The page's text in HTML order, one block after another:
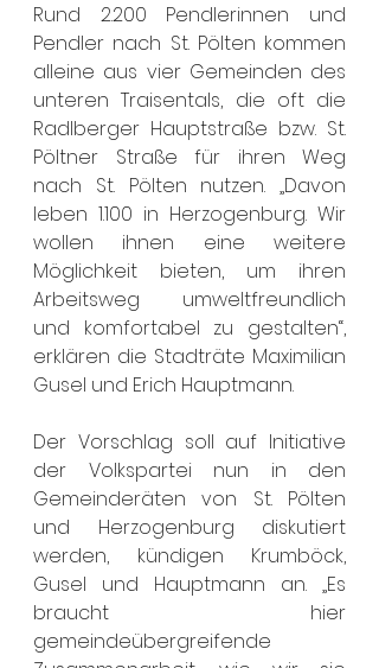
Rund 2.200 Pendlerinnen und
Pendler nach St. Pölten kommen
alleine aus vier Gemeinden des
unteren Traisentals, die oft die
Radlberger Hauptstraße bzw. St.
Pöltner Straße für ihren Weg
nach St. Pölten nutzen. „Davon
leben 1.100 in Herzogenburg. Wir
wollen ihnen eine weitere
Möglichkeit bieten, um ihren
Arbeitsweg umweltfreundlich
und komfortabel zu gestalten“,
erklären die Stadträte Maximilian
Gusel und Erich Hauptmann.
Der Vorschlag soll auf Initiative
der Volkspartei nun in den
Gemeinderäten von St. Pölten
und Herzogenburg diskutiert
werden, kündigen Krumböck,
Gusel und Hauptmann an. „Es
braucht hier
gemeindeübergreifende